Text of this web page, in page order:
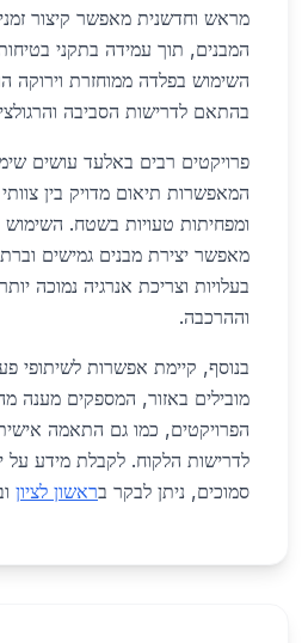
מראש וחדשנית מאפשר קיצור
המבנים, תוך עמידה בתקני
השימוש בפלדה ממוחזרת וירוקה
בהתאם לדרישות הסביבה
המאפשרות תיאום מדויק בין
ומפחיתות טעויות בשטח.
מאפשר יצירת מבנים גמישים
בעלויות וצריכת אנרגיה נמוכה
וההרכבה.
בנוסף, קיימת אפשרות לשיתופי
מובילים באזור, המספקים מענה
הפרויקטים, כמו גם התאמה
לדרישות הלקוח. לקבלת מידע על
סמוכים, ניתן לבקר בראשון לציון